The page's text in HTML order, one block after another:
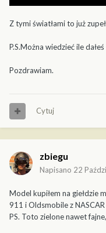
Z tymi światłami to już
P.S.Można wiedzieć ile
Pozdrawiam.
Cytuj
zbiegu
Napisano 22
Model kupiłem na giełdzie
911 i Oldsmobile z
PS. Toto zielone nawet